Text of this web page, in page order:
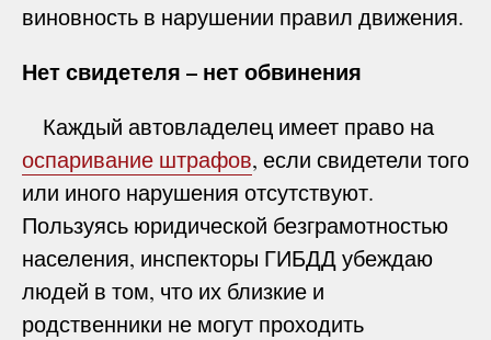
виновность в нарушении правил движения.
Нет свидетеля – нет обвинения
Каждый автовладелец имеет право на
оспаривание штрафов, если свидетели того
или иного нарушения отсутствуют.
Пользуясь юридической безграмотностью
населения, инспекторы ГИБДД убеждаю
людей в том, что их близкие и
родственники не могут проходить